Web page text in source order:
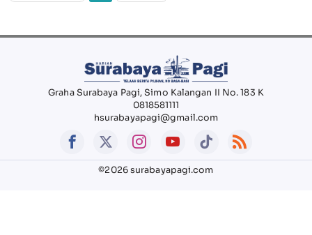
Graha Surabaya Pagi, Simo Kalangan II No. 183 K
0818581111
hsurabayapagi@gmail.com
©2026 surabayapagi.com